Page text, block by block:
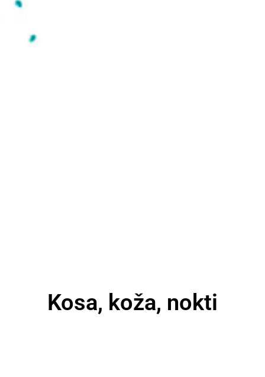
Kosa, koža, nokti